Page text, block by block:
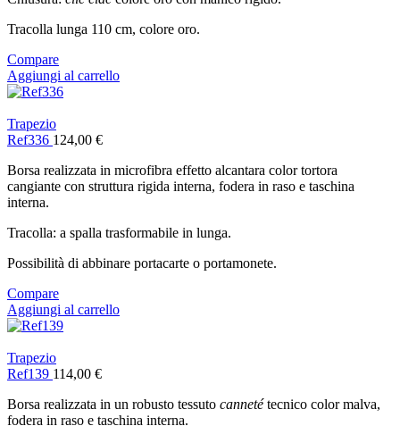
Tracolla lunga 110 cm, colore oro.
Compare
Aggiungi al carrello
Trapezio
Ref336 124,00 €
Borsa realizzata in microfibra effetto alcantara color tortora
cangiante con struttura rigida interna, fodera in raso e taschina
interna.
Tracolla: a spalla trasformabile in lunga.
Possibilità di abbinare portacarte o portamonete.
Compare
Aggiungi al carrello
Trapezio
Ref139 114,00 €
Borsa realizzata in un robusto tessuto cannetétecnico color malva,
fodera in raso e taschina interna.